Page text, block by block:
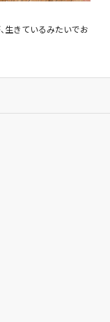
生きているみたいでお